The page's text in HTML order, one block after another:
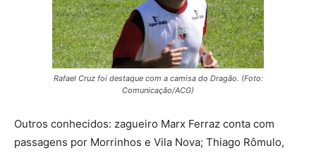
Rafael Cruz foi destaque com a camisa do Dragão. (Foto:
Comunicação/ACG)
Outros conhecidos: zagueiro Marx Ferraz conta com
passagens por Morrinhos e Vila Nova; Thiago Rômulo,